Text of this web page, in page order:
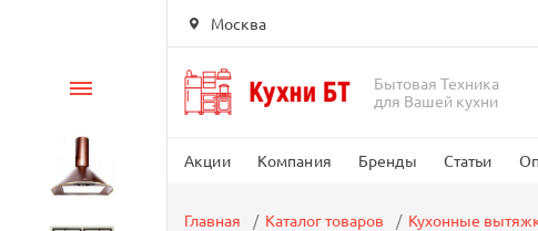
Москва
Бытовая Техника
для Вашей кухни
Акции Компания Бренды Статьи
Каталог
Вытяжки
Главная Каталог товаров Кухонные